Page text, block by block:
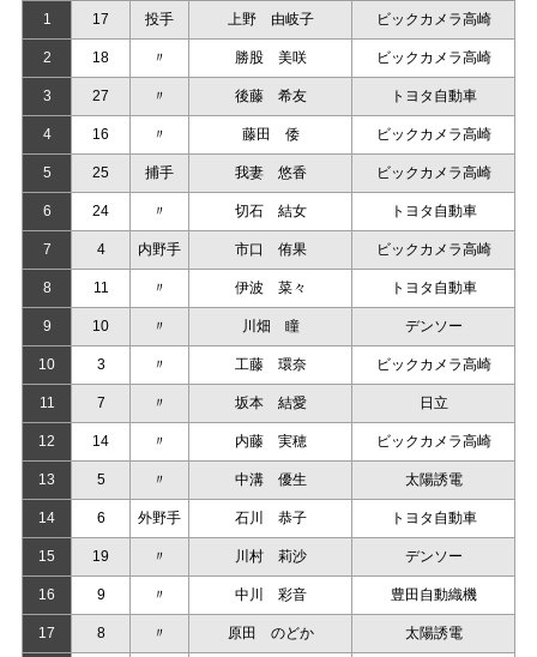
1 17 投手 上野 由岐子 ビックカメラ高崎
2 18 〃 勝股 美咲 ビックカメラ高崎
3 27 〃 後藤 希友 トヨタ自動車
4 16 〃 藤田 倭 ビックカメラ高崎
5 25 捕手 我妻 悠香 ビックカメラ高崎
6 24 〃 切石 結女 トヨタ自動車
7 4 内野手 市口 侑果 ビックカメラ高崎
8 11 〃 伊波 菜々 トヨタ自動車
9 10 〃 川畑 瞳 デンソー
10 3 〃 工藤 環奈 ビックカメラ高崎
11 7 〃 坂本 結愛 日立
12 14 〃 内藤 実穂 ビックカメラ高崎
13 5 〃 中溝 優生 太陽誘電
14 6 外野手 石川 恭子 トヨタ自動車
15 19 〃 川村 莉沙 デンソー
16 9 〃 中川 彩音 豊田自動織機
17 8 〃 原田 のどか 太陽誘電